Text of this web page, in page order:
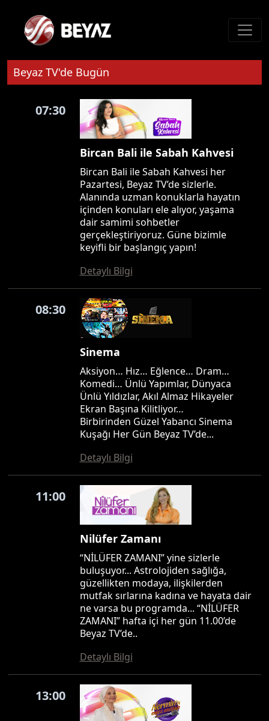
Beyaz TV'de Bugün
07:30
Bircan Bali ile Sabah Kahvesi
Bircan Bali ile Sabah Kahvesi her
Pazartesi, Beyaz TV’de sizlerle.
Alanında uzman konuklarla hayatın
içinden konuları ele alıyor, yaşama
dair samimi sohbetler
gerçekleştiriyoruz. Güne bizimle
keyifli bir başlangıç yapın!
Detaylı Bilgi
08:30
Sinema
Aksiyon… Hız… Eğlence… Dram…
Komedi… Ünlü Yapımlar, Dünyaca
Ünlü Yıldızlar, Akıl Almaz Hikayeler
Ekran Başına Kilitliyor…
Birbirinden Güzel Yabancı Sinema
Kuşağı Her Gün Beyaz TV’de...
Detaylı Bilgi
11:00
Nilüfer Zamanı
“NİLÜFER ZAMANI” yine sizlerle
buluşuyor... Astrolojiden sağlığa,
güzellikten modaya, ilişkilerden
mutfak sırlarına kadına ve hayata dair
ne varsa bu programda... “NİLÜFER
ZAMANI” hafta içi her gün 11.00’de
Beyaz TV’de..
Detaylı Bilgi
13:00